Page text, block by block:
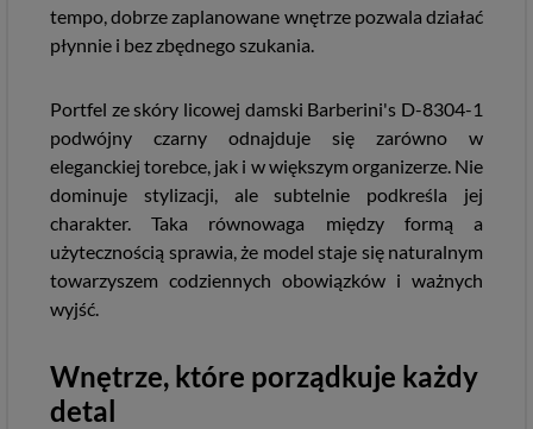
tempo, dobrze zaplanowane wnętrze pozwala działać
płynnie i bez zbędnego szukania.
Portfel ze skóry licowej damski Barberini's D-8304-1
podwójny czarny odnajduje się zarówno w
eleganckiej torebce, jak i w większym organizerze. Nie
dominuje stylizacji, ale subtelnie podkreśla jej
charakter. Taka równowaga między formą a
użytecznością sprawia, że model staje się naturalnym
towarzyszem codziennych obowiązków i ważnych
wyjść.
Wnętrze, które porządkuje każdy
detal